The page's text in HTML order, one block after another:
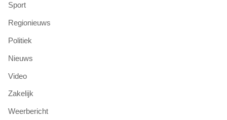
Sport
Regionieuws
Politiek
Nieuws
Video
Zakelijk
Weerbericht